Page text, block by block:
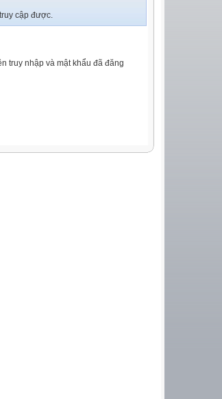
cập được.
truy nhập và mật khẩu đã đăng